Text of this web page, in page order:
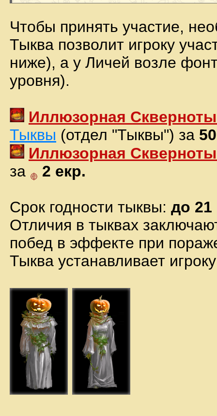
Чтобы принять участие,
Тыква позволит игроку
ниже), а у Личей возле
уровня).
Иллюзорная
Тыквы (отдел "Тыквы") за
Иллюзорная
за
2 екр.
Срок годности тыквы: до 21
Отличия в тыквах
побед в эффекте при
Тыква устанавливает